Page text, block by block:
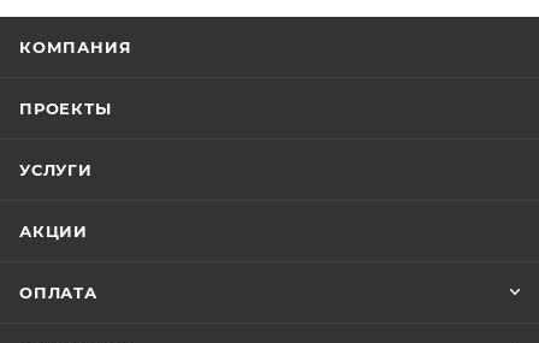
КОМПАНИЯ
ПРОЕКТЫ
УСЛУГИ
АКЦИИ
ОПЛАТА